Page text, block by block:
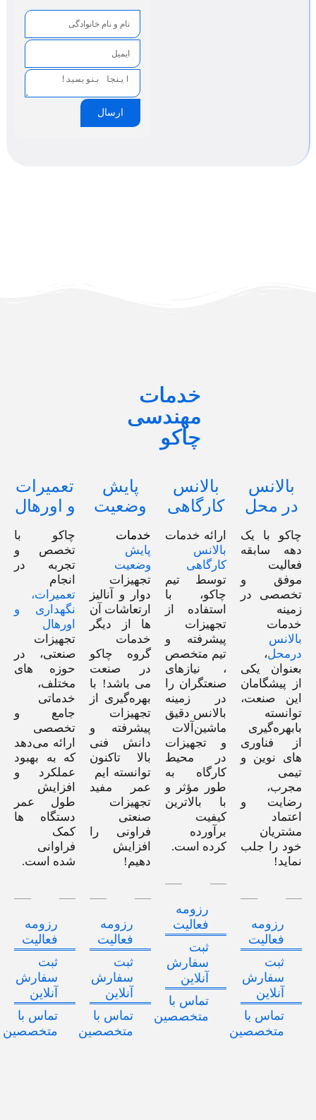
ارسال
خدمات
مهندسی
چاکو
بالانس
در محل
چاکو با یک
دهه سابقه‌
فعالیت
موفق و
تخصصی در
زمینه
خدمات
بالانس
درمحل،
بعنوان یکی
از پیشگامان
این صنعت،
توانسته
بابهره‌گیری
از فناوری
های نوین و
تیمی
مجرب،
رضایت و
اعتماد
مشتریان
خود را جلب
نماید!
رزومه
فعالیت
ثبت
سفارش
آنلاین
تماس با
متخصصین
بالانس
کارگاهی
ارائه خدمات
بالانس
کارگاهی
توسط تیم
چاکو، با
استفاده از
تجهیزات
پیشرفته و
تیم متخصص
، نیازهای
صنعتگران را
در زمینه
بالانس دقیق
ماشین‌آلات
و تجهیزات
در محیط
کارگاه به
طور مؤثر و
با بالاترین
کیفیت
برآورده
کرده است.
رزومه
فعالیت
ثبت
سفارش
آنلاین
تماس با
متخصصین
پایش
وضعیت
خدمات
پایش
وضعیت
تجهیزات
دوار و آنالیز
ارتعاشات آن
ها از دیگر
خدمات
گروه چاکو
در صنعت
می باشد! با
بهره‌گیری از
تجهیزات
پیشرفته و
دانش فنی
بالا تاکنون
توانسته ایم
عمر مفید
تجهیزات
صنعتی
فراونی را
افزایش
دهیم!
رزومه
فعالیت
ثبت
سفارش
آنلاین
تماس با
متخصصین
تعمیرات
و اورهال
چاکو با
تخصص و
تجربه در
انجام
تعمیرات،
نگهداری و
اورهال
تجهیزات
صنعتی، در
حوزه های
مختلف،
خدماتی
جامع و
تخصصی
ارائه می‌دهد
که به بهبود
عملکرد و
افزایش
طول عمر
دستگاه ها
کمک
فراوانی
شده است.
رزومه
فعالیت
ثبت
سفارش
آنلاین
تماس با
متخصصین